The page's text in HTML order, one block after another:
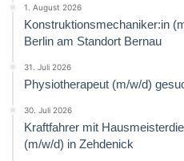
1. August 2026
Konstruktionsmechaniker:in
Berlin am Standort Bernau
31. Juli 2026
Physiotherapeut (m/w/d)
30. Juli 2026
Kraftfahrer mit
(m/w/d) in Zehdenick